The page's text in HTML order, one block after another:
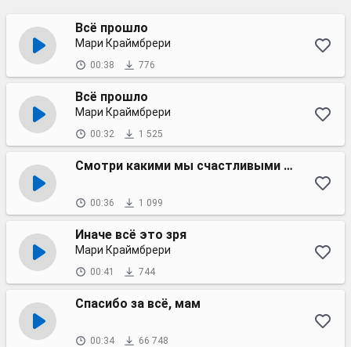
Всё прошло
Мари Краймбрери
00:38 776
Всё прошло
Мари Краймбрери
00:32 1 525
Смотри какими мы счастливыми можем быть
00:36 1 099
Иначе всё это зря
Мари Краймбрери
00:41 744
Спасибо за всё, мам
00:34 66 748